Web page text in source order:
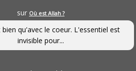
sur Où est Allah ?
bien qu'avec le coeur. L'essentiel est
invisible pour...